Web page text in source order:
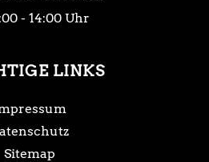
- 14:00 Uhr
LINKS
Sitemap